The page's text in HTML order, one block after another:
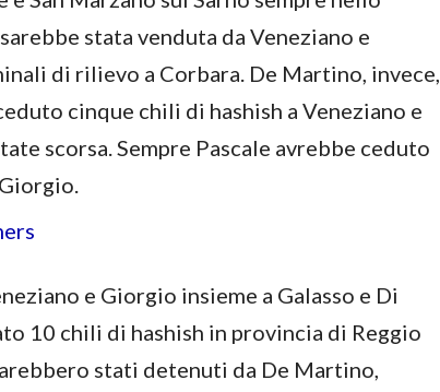
stata venduta da Veneziano e
di rilievo a Corbara. De Martino, invece,
cinque chili di hashish a Veneziano e
scorsa. Sempre Pascale avrebbe ceduto
e Giorgio insieme a Galasso e Di
10 chili di hashish in provincia di Reggio
stati detenuti da De Martino,